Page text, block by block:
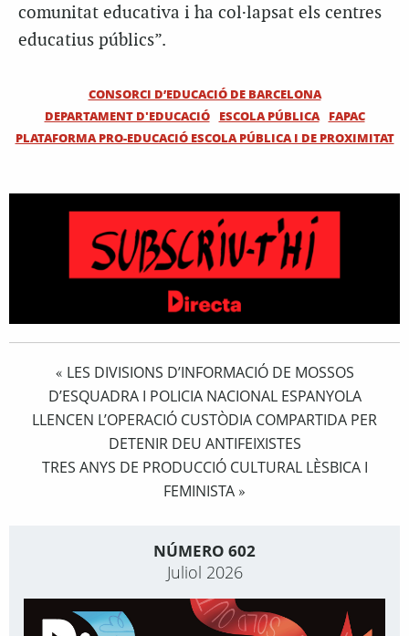
comunitat educativa i ha col·lapsat els centres
educatius públics”.
CONSORCI D’EDUCACIÓ DE BARCELONA
DEPARTAMENT D'EDUCACIÓ
ESCOLA PÚBLICA
FAPAC
PLATAFORMA PRO-EDUCACIÓ ESCOLA PÚBLICA I DE PROXIMITAT
« LES DIVISIONS D’INFORMACIÓ DE MOSSOS
D’ESQUADRA I POLICIA NACIONAL ESPANYOLA
LLENCEN L’OPERACIÓ CUSTÒDIA COMPARTIDA PER
DETENIR DEU ANTIFEIXISTES
TRES ANYS DE PRODUCCIÓ CULTURAL LÈSBICA I
FEMINISTA »
NÚMERO 602
Juliol 2026